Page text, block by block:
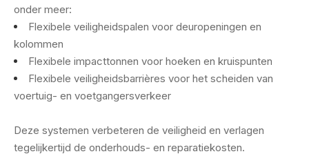
onder meer:
Flexibele veiligheidspalen voor deuropeningen en
kolommen
Flexibele impacttonnen voor hoeken en kruispunten
Flexibele veiligheidsbarrières voor het scheiden van
voertuig- en voetgangersverkeer
​​Deze systemen verbeteren de veiligheid en verlagen
tegelijkertijd de onderhouds- en reparatiekosten.